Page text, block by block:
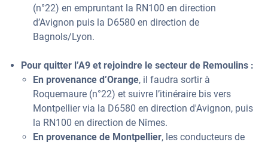
(n°22) en empruntant la RN100 en direction
d’Avignon puis la D6580 en direction de
Bagnols/Lyon.
Pour quitter l’A9 et rejoindre le secteur de Remoulins :
En provenance d’Orange, il faudra sortir à
Roquemaure (n°22) et suivre l’itinéraire bis vers
Montpellier via la D6580 en direction d'Avignon, puis
la RN100 en direction de Nîmes.
En provenance de Montpellier, les conducteurs de